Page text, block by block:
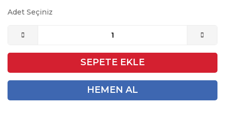
Adet Seçiniz
SEPETE EKLE
HEMEN AL